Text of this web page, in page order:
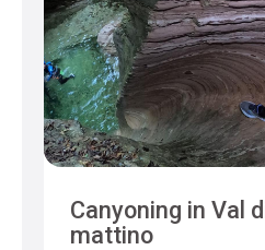
Canyoning in Val
mattino